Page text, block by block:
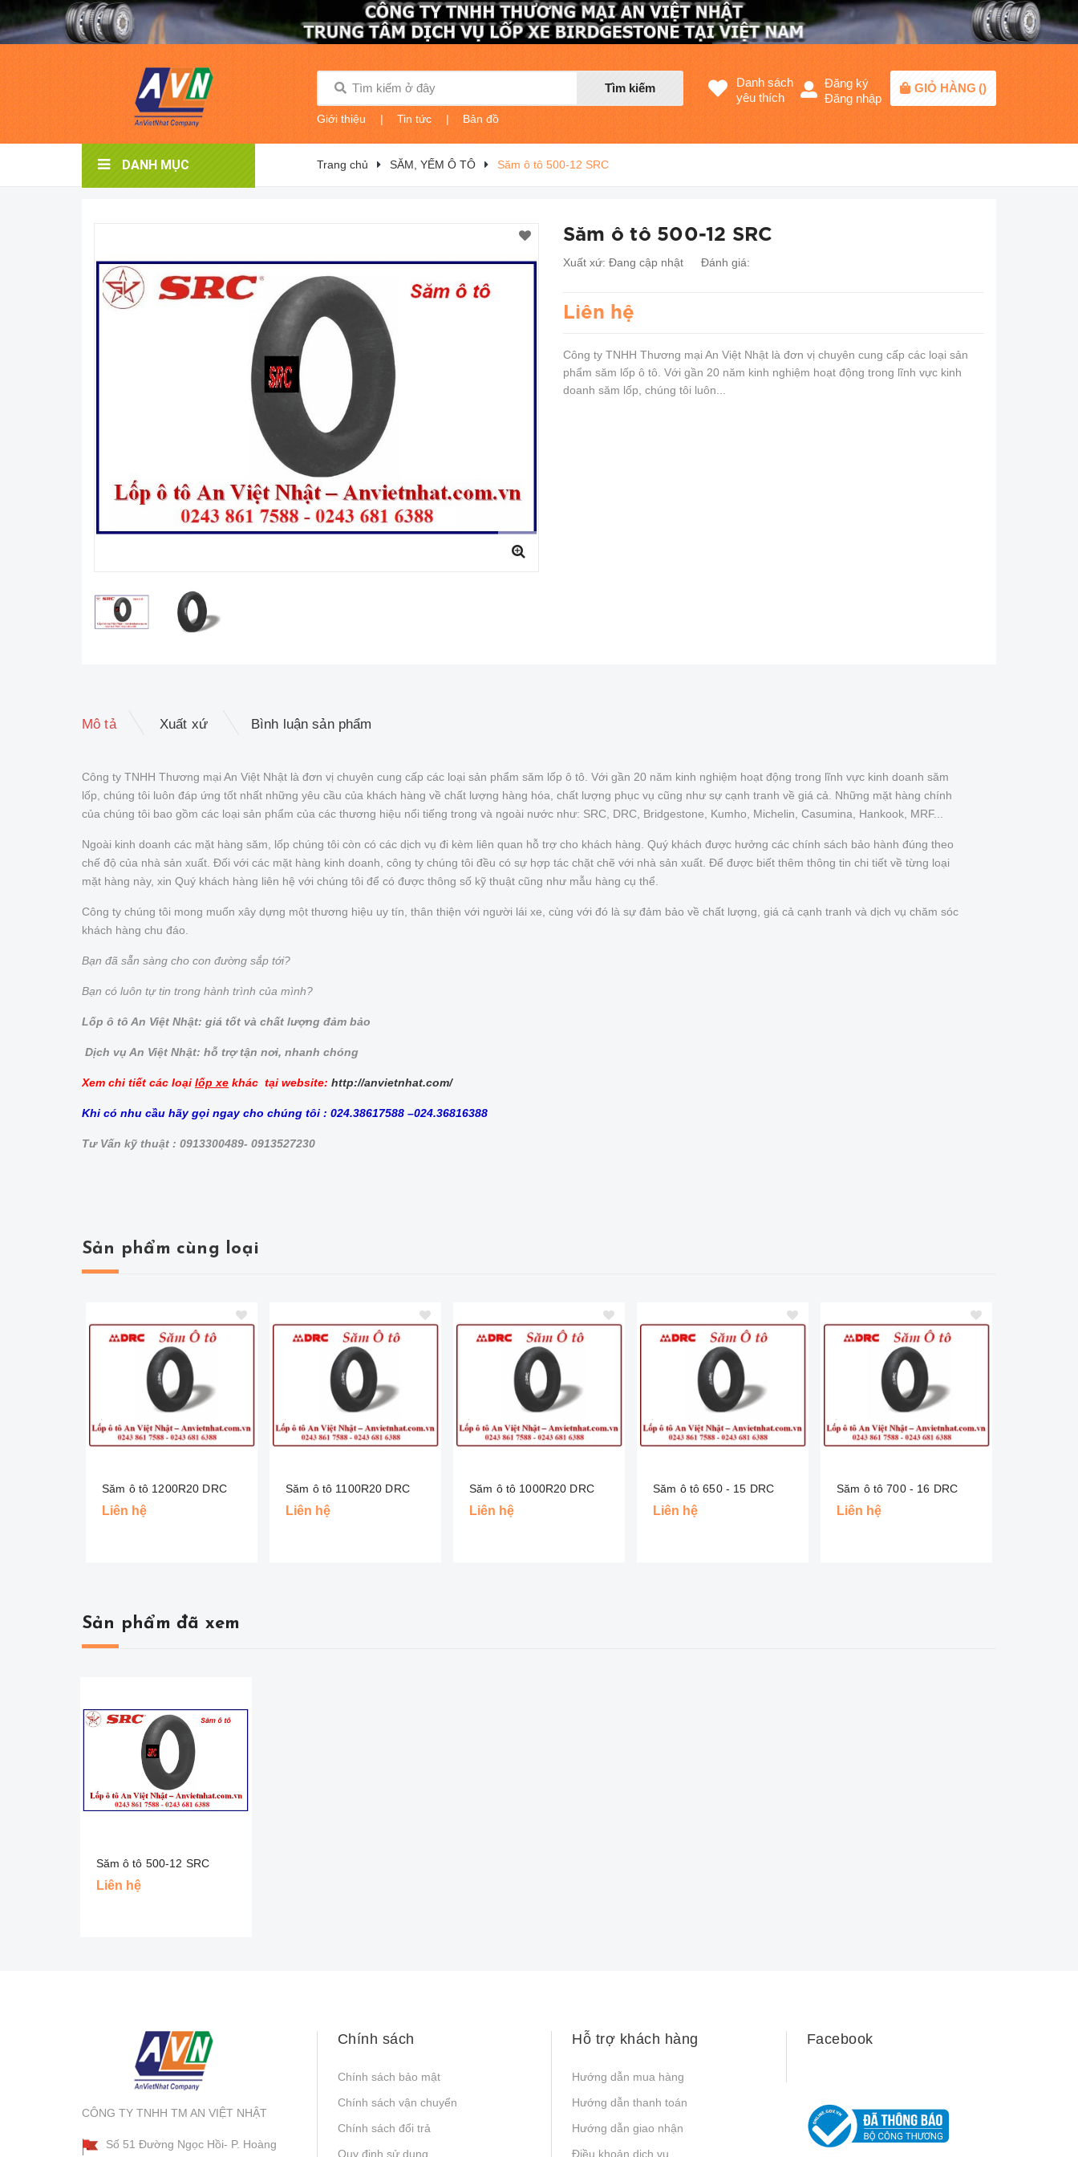
Tìm kiếm
Giới thiệu | Tin tức | Bản đồ
Danh sách
yêu thích
Đăng ký
Đăng nhập
GIỎ HÀNG ()
DANH MỤC Trang chủ SĂM, YẾM Ô TÔ Săm ô tô 500-12 SRC
Săm ô tô 500-12 SRC
Xuất xứ: Đang cập nhật Đánh giá:
Liên hệ
Công ty TNHH Thương mại An Việt Nhật là đơn vị chuyên cung cấp các loại sản
phẩm săm lốp ô tô. Với gần 20 năm kinh nghiệm hoạt động trong lĩnh vực kinh
doanh săm lốp, chúng tôi luôn...
Mô tả Xuất xứ Bình luận sản phẩm
Công ty TNHH Thương mại An Việt Nhật là đơn vị chuyên cung cấp các loại sản phẩm săm lốp ô tô. Với gần 20 năm kinh nghiệm hoạt động trong lĩnh vực kinh doanh săm
lốp, chúng tôi luôn đáp ứng tốt nhất những yêu cầu của khách hàng về chất lượng hàng hóa, chất lượng phục vụ cũng như sự cạnh tranh về giá cả. Những mặt hàng chính
của chúng tôi bao gồm các loại sản phẩm của các thương hiệu nổi tiếng trong và ngoài nước như: SRC, DRC, Bridgestone, Kumho, Michelin, Casumina, Hankook, MRF...
Ngoài kinh doanh các mặt hàng săm, lốp chúng tôi còn có các dịch vụ đi kèm liên quan hỗ trợ cho khách hàng. Quý khách được hưởng các chính sách bảo hành đúng theo
chế độ của nhà sản xuất. Đối với các mặt hàng kinh doanh, công ty chúng tôi đều có sự hợp tác chặt chẽ với nhà sản xuất. Để được biết thêm thông tin chi tiết về từng loại
mặt hàng này, xin Quý khách hàng liên hệ với chúng tôi để có được thông số kỹ thuật cũng như mẫu hàng cụ thể.
Công ty chúng tôi mong muốn xây dựng một thương hiệu uy tín, thân thiện với người lái xe, cùng với đó là sự đảm bảo về chất lượng, giá cả cạnh tranh và dịch vụ chăm sóc
khách hàng chu đáo.
Bạn đã sẵn sàng cho con đường sắp tới?
Bạn có luôn tự tin trong hành trình của mình?
Lốp ô tô An Việt Nhật: giá tốt và chất lượng đảm bảo
Dịch vụ An Việt Nhật: hỗ trợ tận nơi, nhanh chóng
Xem chi tiết các loại lốp xe khác tại website: http://anvietnhat.com/
Khi có nhu cầu hãy gọi ngay cho chúng tôi : 024.38617588 –024.36816388
Tư Vấn kỹ thuật : 0913300489- 0913527230
Sản phẩm cùng loại
Săm ô tô 1200R20 DRC
Liên hệ
Săm ô tô 1100R20 DRC
Liên hệ
Săm ô tô 1000R20 DRC
Liên hệ
Săm ô tô 650 - 15 DRC
Liên hệ
Săm ô tô 700 - 16 DRC
Liên hệ
Sản phẩm đã xem
Săm ô tô 500-12 SRC
Liên hệ
CÔNG TY TNHH TM AN VIỆT NHẬT
Số 51 Đường Ngọc Hồi- P. Hoàng
Chính sách
Chính sách bảo mật
Chính sách vận chuyển
Chính sách đổi trả
Quy định sử dụng
Hỗ trợ khách hàng
Hướng dẫn mua hàng
Hướng dẫn thanh toán
Hướng dẫn giao nhận
Điều khoản dịch vụ
Facebook